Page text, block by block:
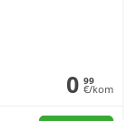
0 99
€/kom